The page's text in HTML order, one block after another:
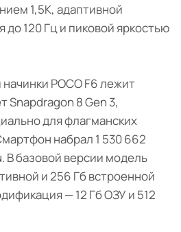
1,5К, адаптивной
до 120 Гц и пиковой яркостью
POCO F6 лежит
Snapdragon 8 Gen 3,
для флагманских
набрал 1 530 662
В базовой версии модель
и 256 Гб встроенной
— 12 Гб ОЗУ и 512